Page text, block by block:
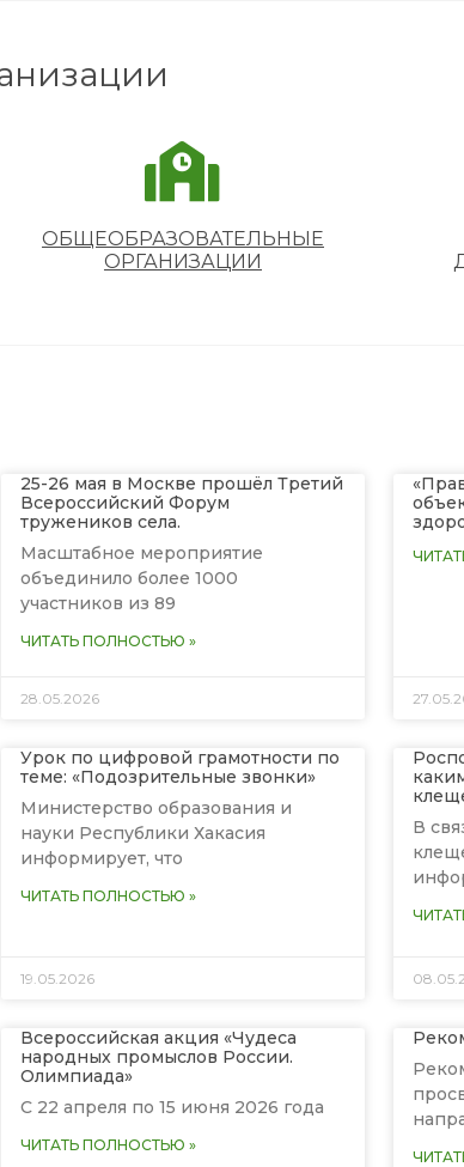
ОБЩЕОБРАЗОВАТЕЛЬНЫЕ
ОРГАНИЗАЦИИ
25-26 мая в Москве прошëл Третий
Всероссийский Форум
тружеников села.
Масштабное мероприятие
объединило более 1000
участников из 89
ЧИТАТЬ ПОЛНОСТЬЮ »
28.05.2026
Урок по цифровой грамотности по
теме: «Подозрительные звонки»
Министерство образования и
науки Республики Хакасия
информирует, что
ЧИТАТЬ ПОЛНОСТЬЮ »
19.05.2026
В
Всероссийская акция «Чудеса
народных промыслов России.
Олимпиада»
С 22 апреля по 15 июня 2026 года
ЧИТАТЬ ПОЛНОСТЬЮ »